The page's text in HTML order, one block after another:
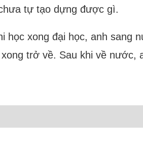
tự tạo dựng được gì.
học xong đại học, anh sang
trở về. Sau khi về nước,